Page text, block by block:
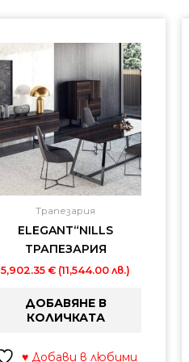
Трапезария
ELEGANT“NILLS
ТРАПЕЗАРИЯ
5,902.35€ (11,544.00 лв.)
ДОБАВЯНЕ В
КОЛИЧКАТА
♥ Добави в любими